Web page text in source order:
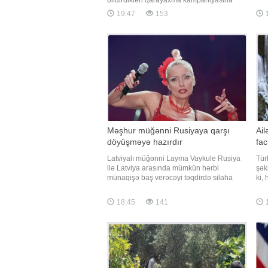
etiraz əlaməti olaraq onun fəaliyyət
göstərdiyi müəssisənin qarşısına toplaşıb.
şüarlar tutaraq, haqqında yayılan
məlumatlarla razı olmadıqların
19:47 153
Məşhur müğənni Rusiyaya qarşı
döyüşməyə hazırdır
Latviyalı müğənni Layma Vaykule Rusiya
ilə Latviya arasında mümkün hərbi
münaqişə baş verəcəyi təqdirdə silaha
mediaya istinadla xəbər verir ki, müsahibə
zamanı jurnalistlər Vaykuledən "Rusiya
sualını ünvanlayıblar
18:45 141
ki,